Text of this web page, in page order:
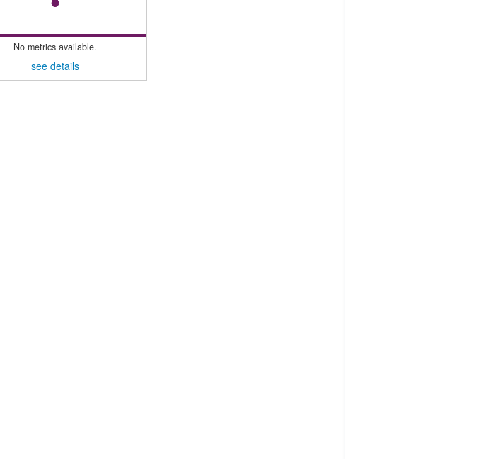
No metrics available.
see details